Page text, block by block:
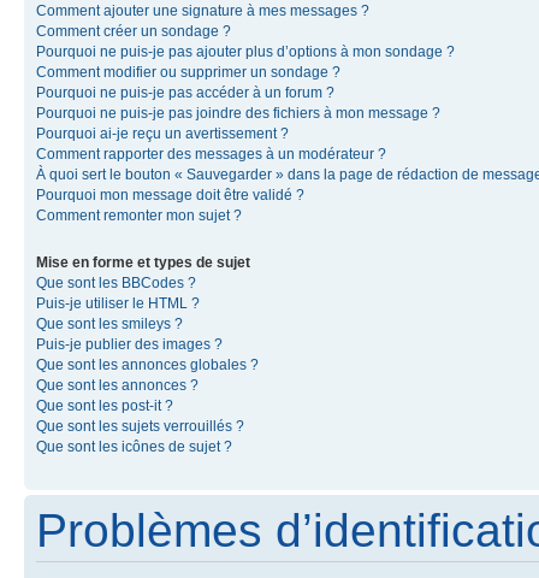
Comment ajouter une signature à mes messages ?
Comment créer un sondage ?
Pourquoi ne puis-je pas ajouter plus d’options à mon sondage ?
Comment modifier ou supprimer un sondage ?
Pourquoi ne puis-je pas accéder à un forum ?
Pourquoi ne puis-je pas joindre des fichiers à mon message ?
Pourquoi ai-je reçu un avertissement ?
Comment rapporter des messages à un modérateur ?
À quoi sert le bouton « Sauvegarder » dans la page de rédaction de
Pourquoi mon message doit être validé ?
Comment remonter mon sujet ?
Mise en forme et types de sujet
Que sont les BBCodes ?
Puis-je utiliser le HTML ?
Que sont les smileys ?
Puis-je publier des images ?
Que sont les annonces globales ?
Que sont les annonces ?
Que sont les post-it ?
Que sont les sujets verrouillés ?
Que sont les icônes de sujet ?
Problèmes